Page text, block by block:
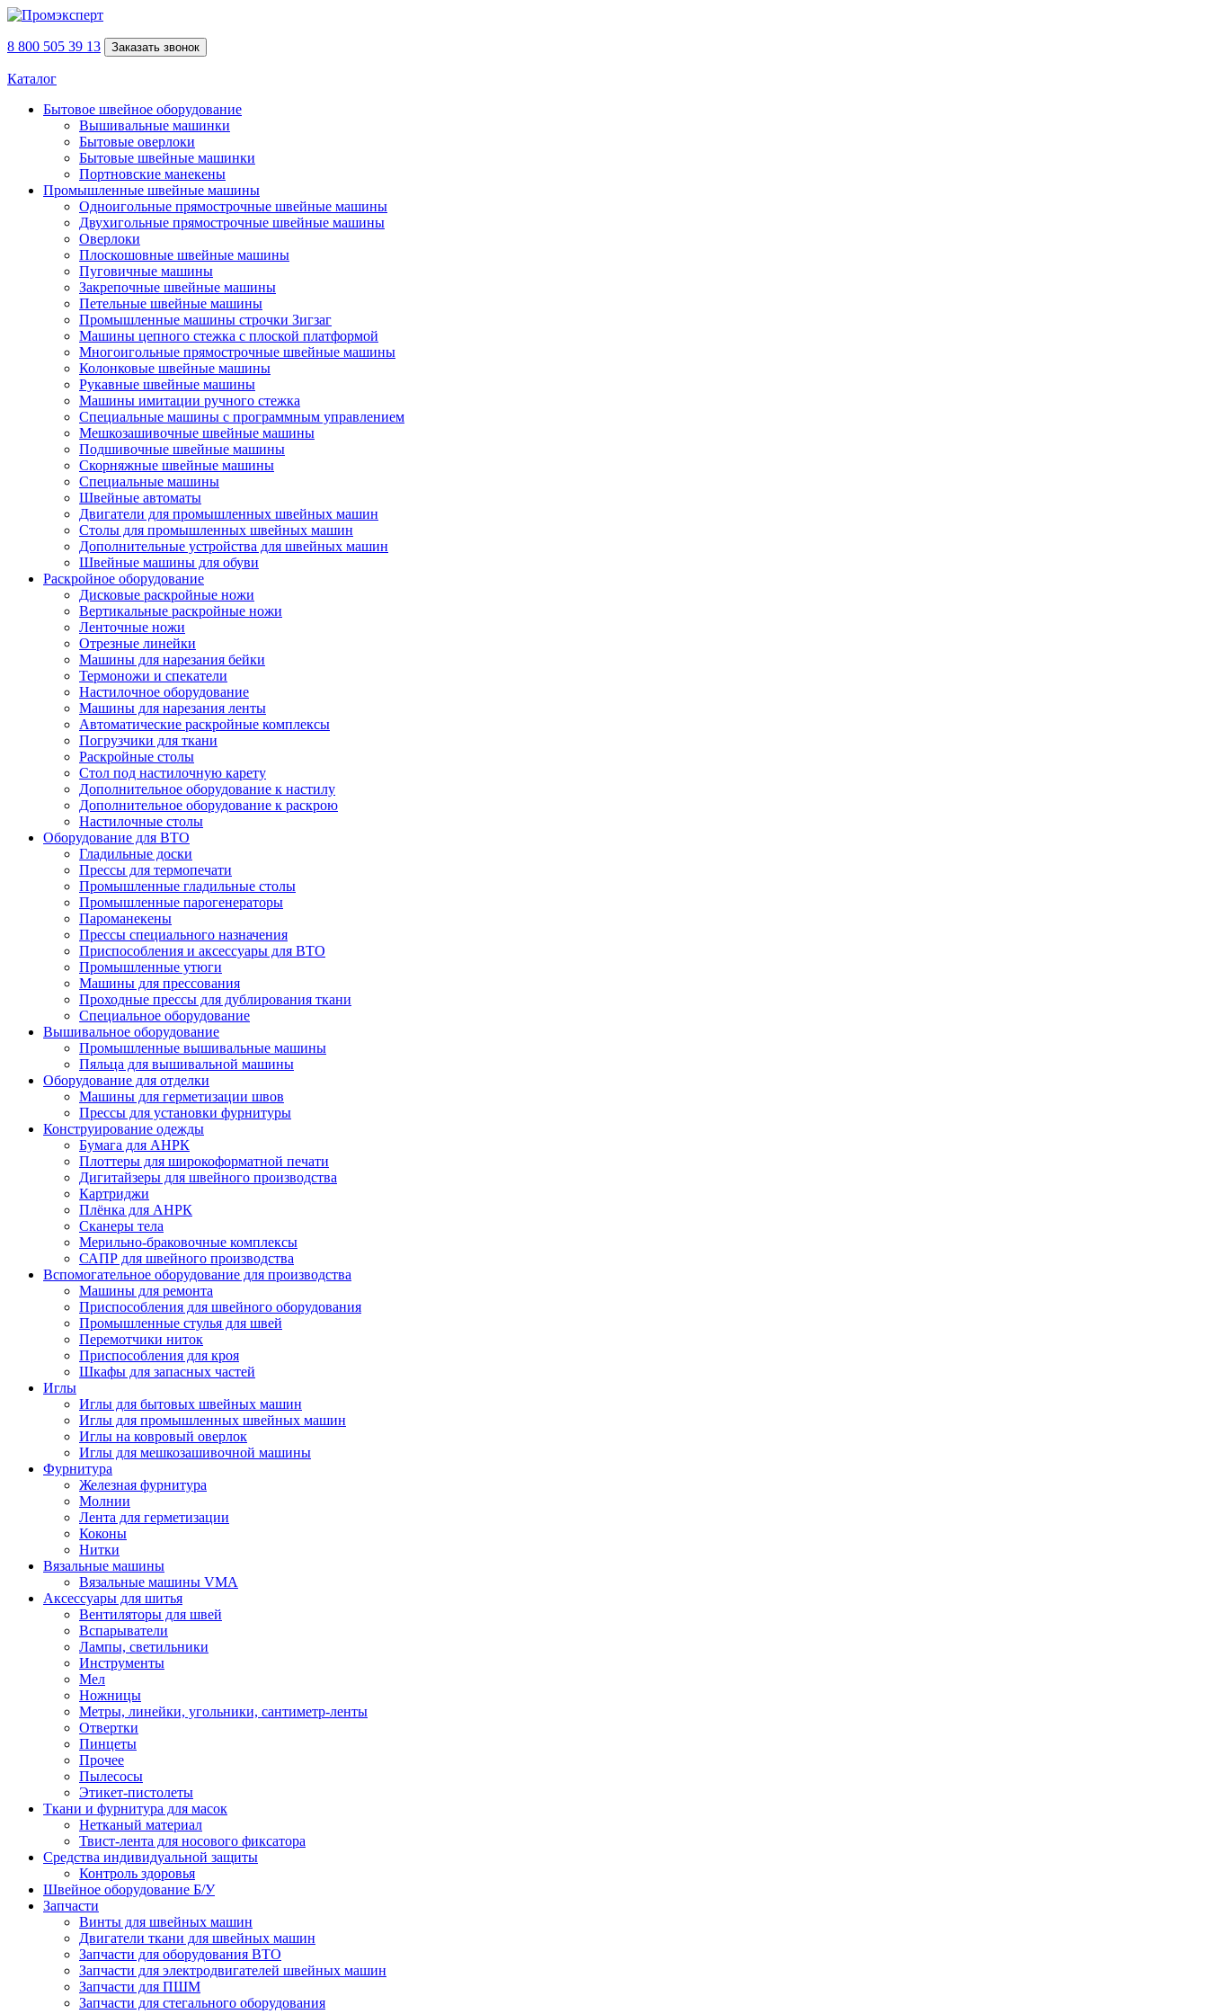
8 800 505 39 13 Заказать звонок
Каталог
Бытовое швейное оборудование
Вышивальные машинки
Бытовые оверлоки
Бытовые швейные машинки
Портновские манекены
Промышленные швейные машины
Одноигольные прямострочные швейные машины
Двухигольные прямострочные швейные машины
Оверлоки
Плоскошовные швейные машины
Пуговичные машины
Закрепочные швейные машины
Петельные швейные машины
Промышленные машины строчки Зигзаг
Машины цепного стежка с плоской платформой
Многоигольные прямострочные швейные машины
Колонковые швейные машины
Рукавные швейные машины
Машины имитации ручного стежка
Специальные машины с программным управлением
Мешкозашивочные швейные машины
Подшивочные швейные машины
Скорняжные швейные машины
Специальные машины
Швейные автоматы
Двигатели для промышленных швейных машин
Столы для промышленных швейных машин
Дополнительные устройства для швейных машин
Швейные машины для обуви
Раскройное оборудование
Дисковые раскройные ножи
Вертикальные раскройные ножи
Ленточные ножи
Отрезные линейки
Машины для нарезания бейки
Термоножи и спекатели
Настилочное оборудование
Машины для нарезания ленты
Автоматические раскройные комплексы
Погрузчики для ткани
Раскройные столы
Стол под настилочную карету
Дополнительное оборудование к настилу
Дополнительное оборудование к раскрою
Настилочные столы
Оборудование для ВТО
Гладильные доски
Прессы для термопечати
Промышленные гладильные столы
Промышленные парогенераторы
Пароманекены
Прессы специального назначения
Приспособления и аксессуары для ВТО
Промышленные утюги
Машины для прессования
Проходные прессы для дублирования ткани
Специальное оборудование
Вышивальное оборудование
Промышленные вышивальные машины
Пяльца для вышивальной машины
Оборудование для отделки
Машины для герметизации швов
Прессы для установки фурнитуры
Конструирование одежды
Бумага для АНРК
Плоттеры для широкоформатной печати
Дигитайзеры для швейного производства
Картриджи
Плёнка для АНРК
Сканеры тела
Мерильно-браковочные комплексы
САПР для швейного производства
Вспомогательное оборудование для производства
Машины для ремонта
Приспособления для швейного оборудования
Промышленные стулья для швей
Перемотчики ниток
Приспособления для кроя
Шкафы для запасных частей
Иглы
Иглы для бытовых швейных машин
Иглы для промышленных швейных машин
Иглы на ковровый оверлок
Иглы для мешкозашивочной машины
Фурнитура
Железная фурнитура
Молнии
Лента для герметизации
Коконы
Нитки
Вязальные машины
Вязальные машины VMA
Аксессуары для шитья
Вентиляторы для швей
Вспарыватели
Лампы, светильники
Инструменты
Мел
Ножницы
Метры, линейки, угольники, сантиметр-ленты
Отвертки
Пинцеты
Прочее
Пылесосы
Этикет-пистолеты
Ткани и фурнитура для масок
Нетканый материал
Твист-лента для носового фиксатора
Средства индивидуальной защиты
Контроль здоровья
Швейное оборудование Б/У
Запчасти
Винты для швейных машин
Двигатели ткани для швейных машин
Запчасти для оборудования ВТО
Запчасти для электродвигателей швейных машин
Запчасти для ПШМ
Запчасти для стегального оборудования